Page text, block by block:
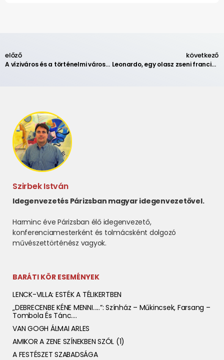
előző
A víziváros és a történelmi városközpont: Bourges 2.
következő
Leonardo, egy olasz zseni francia honban – előadás
Szirbek István
Idegenvezetés Párizsban magyar idegenvezetővel.
Harminc éve Párizsban élő idegenvezető,
konferenciamesterként és tolmácsként dolgozó
művészettörténész vagyok.
BARÁTI KÖR ESEMÉNYEK
LENCK-VILLA: ESTÉK A TÉLIKERTBEN
„DEBRECENBE KÉNE MENNI…..”: Színház – Műkincsek, Farsang –
Tombola És Tánc….
VAN GOGH ÁLMAI ARLES
AMIKOR A ZENE SZÍNEKBEN SZÓL (1)
A FESTÉSZET SZABADSÁGA